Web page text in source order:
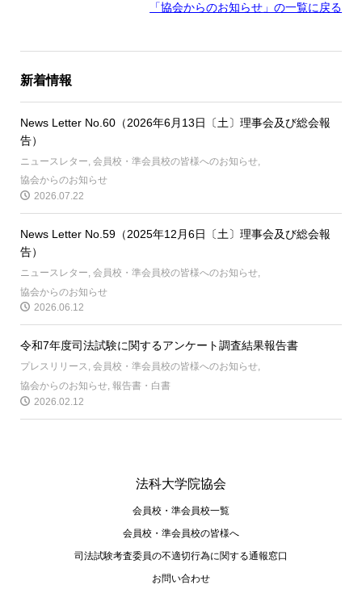
「協会からのお知らせ 」の一覧に戻る
新着情報
News Letter No.60（2026年6月13日〔土〕理事会及び総会報
告）
ニュースレター 会員校・準会員校の皆様へのお知らせ
協会からのお知らせ
2026.07.22
News Letter No.59（2025年12月6日〔土〕理事会及び総会報
告）
ニュースレター, 会員校・準会員校の皆様へのお知らせ,
協会からのお知らせ
2026.06.12
令和7年度司法試験に関するアンケート調査結果報告書
プレスリリース, 会員校・準会員校の皆様へのお知らせ,
協会からのお知らせ 報告書・白書
2026.02.12
法科大学院協会
会員校・準会員校一覧
会員校・準会員校の皆様へ
司法試験考査委員の不適切⾏為に関する通報窓⼝
お問い合わせ